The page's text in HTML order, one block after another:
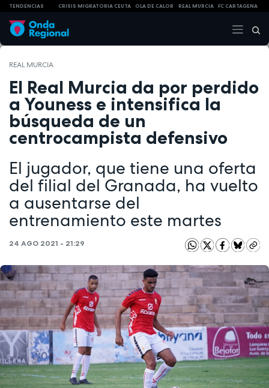
TENDENCIAS CRISIS MIGRATORIA CEUTA OLA DE CALOR REAL MURCIA FC CARTAGENA
REAL MURCIA
El Real Murcia da por perdido
a Youness e intensifica la
búsqueda de un
centrocampista defensivo
El jugador, que tiene una oferta
del filial del Granada, ha vuelto
a ausentarse del
entrenamiento este martes
24 AGO 2021 - 21:29